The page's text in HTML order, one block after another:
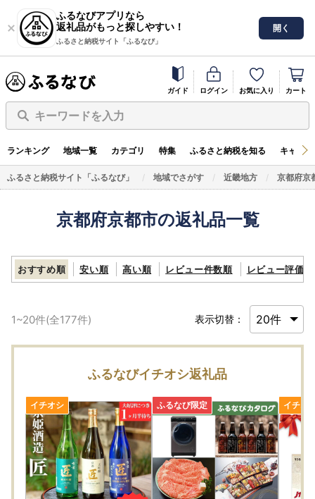
ふるなびアプリなら
返礼品がもっと探しやすい！
ふるさと納税サイト「ふるなび」
開く
ガイド ログイン お気に入り カート
キーワードを入力
ランキング 地域一覧 カテゴリ 特集 ふるさと納税を知る キャン
ふるさと納税サイト「ふるなび」 地域でさがす 近畿地方 京都府京
京都府京都市の返礼品一覧
おすすめ順 安い順 高い順 レビュー件数順 レビュー評価順
1~20件(全177件) 表示切替：
ふるなびイチオシ返礼品